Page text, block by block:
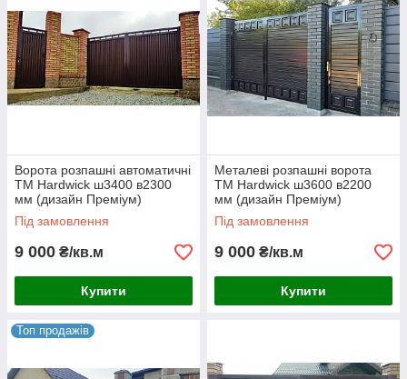
Наші ціни одні з найвигідніших на ринку, так як
працюємо безпосередньо з виробником
Hardwick. Доставляємо ворота по Україні за
рахунок нашої компанії.
2
Прорахунок виконуємо абсолютно безкоштовно,
детально консультуємо і допоможемо вам
визначитися з вибором. Наші менеджери
3
на 5 років, а також забезпечуємо післягарантійне
Ворота розпашні автоматичні
TM Hardwick ш3400 в2300
мм (дизайн Преміум)
Під замовлення
9 000 ₴/кв.м
Купити
Металеві розпашні ворота
TM Hardwick ш3600 в2200
мм (дизайн Преміум)
Під замовлення
9 000 ₴/кв.м
Купити
Топ продажів